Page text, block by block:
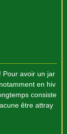
Pour avoir un jar
en hiv
consiste
être attray